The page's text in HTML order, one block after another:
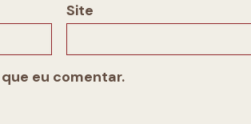
Site
eu comentar.